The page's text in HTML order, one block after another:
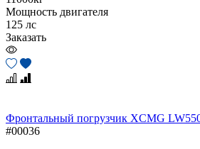
Мощность двигателя
125 лс
Заказать
Фронтальный погрузчик XCMG
#00036